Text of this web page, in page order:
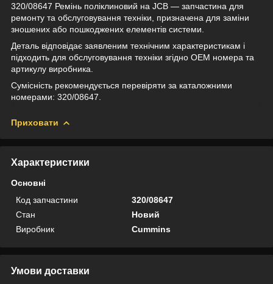
320/08647 Ремінь поліклиновий на JCB — запчастина для
ремонту та обслуговування техніки, призначена для заміни
зношених або пошкоджених елементів системи.
Деталь відповідає заявленим технічним характеристикам і
підходить для обслуговування техніки згідно OEM номера та
артикулу виробника.
Сумісність рекомендується перевіряти за каталожними
номерами: 320/08647.
Приховати
Характеристики
Основні
Код запчастини
320/08647
Стан
Новий
Виробник
Cummins
Умови доставки